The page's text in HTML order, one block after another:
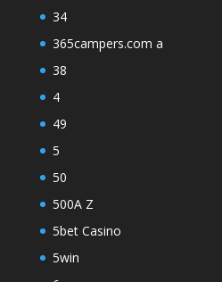
34
365campers.com a
38
4
49
5
50
500A Z
5bet Casino
5win